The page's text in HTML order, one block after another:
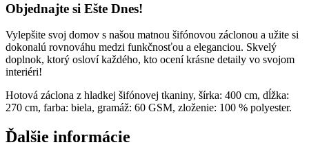
Objednajte si Ešte Dnes!
Vylepšite svoj domov s našou matnou šifónovou záclonou a užite si
dokonalú rovnováhu medzi funkčnosťou a eleganciou. Skvelý
doplnok, ktorý osloví každého, kto ocení krásne detaily vo svojom
interiéri!
Hotová záclona z hladkej šifónovej tkaniny, šírka: 400 cm, dĺžka:
270 cm, farba: biela, gramáž: 60 GSM, zloženie: 100 % polyester.
Ďalšie informácie